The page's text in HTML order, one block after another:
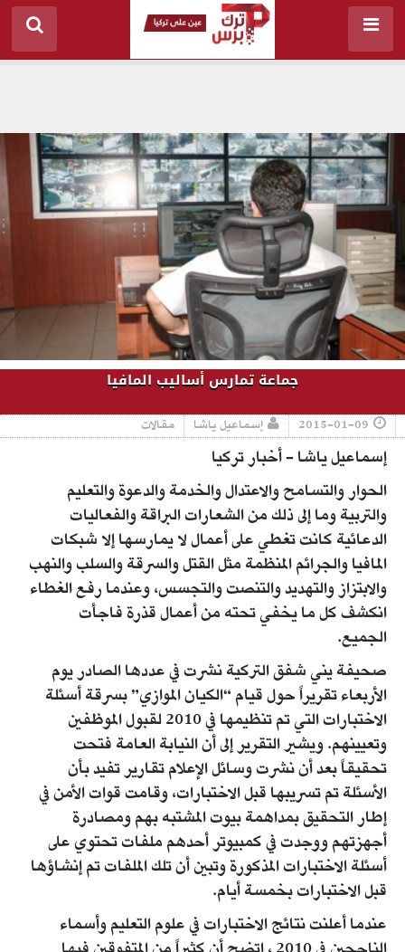
جماعة تمارس أساليب المافيا
2015-01-09 إسماعيل ياشا مقالات
إسماعيل ياشا - أخبار تركيا
الحوار والتسامح والاعتدال والخدمة والدعوة والتعليم
والتربية وما إلى ذلك من الشعارات البراقة والفعاليات
الدعائية كانت تغطي على أعمال لا يمارسها إلا شبكات
المافيا والجرائم المنظمة مثل القتل والسرقة والسلب والنهب
والابتزاز والتهديد والتنصت والتجسس، وعندما رفع الغطاء
انكشف كل ما يخفي تحته من أعمال قذرة فاجأت
الجميع.
صحيفة يني شفق التركية نشرت في عددها الصادر يوم
الأربعاء تقريراً حول قيام “الكيان الموازي” بسرقة أسئلة
الاختبارات التي تم تنظيمها في 2010 لقبول الموظفين
وتعيينهم. ويشير التقرير إلى أن النيابة العامة فتحت
تحقيقاً بعد أن نشرت وسائل الإعلام تقارير تفيد بأن
الأسئلة تم تسريبها قبل الاختبارات، وقامت قوات الأمن في
إطار التحقيق بمداهمة بيوت المشتبه بهم ومصادرة
أجهزتهم ووجدت في كمبيوتر أحدهم ملفات تحتوي على
أسئلة الاختبارات المذكورة وتبين أن تلك الملفات تم إنشاؤها
قبل الاختبارات بخمسة أيام.
عندما أعلنت نتائج الاختبارات في علوم التعليم وأسماء